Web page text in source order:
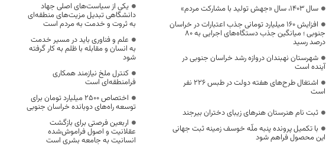
سال ۱۴۰۳، سال «جهش تولید با مشارکت مردم»
افزایش ۱۶۰ میلیارد تومانی جذب اعتبارات در خراسان
جنوبی ؛ میانگین جذب دستگاه‌های اجرایی به ۸۰
درصد رسید
شهرستان نهبندان دروازه رشد خراسان جنوبی در
آینده است
اشتغال طرح‌های هفته دولت در طبس ۲۲۶ نفر
است
ثبت نام هنرستان هنرهای زیبای دختران بیرجند
با تکمیل پرونده پنبه ملّه خوسف زمینه ثبت جهانی
این محصول فراهم شود
یکی از سیاست‌های اصلی جهاد
دانشگاهی تبدیل مزیت‌های منطقه‌ای
به ثروت و خدمت به مردم است
علم و فناوری باید در مسیر خدمت
به انسان و مقابله با ظلم به کار گرفته
شود
کنترل ملخ نیازمند همکاری
فرامنطقه‌ای است
اختصاص 2500 میلیارد تومان برای
توسعه راه‌های دوبانده خراسان جنوبی
اربعین فرصتی برای بازگشت
عقلانیت و اصول فراموش‌شده
انسانیت به جامعه بشری است